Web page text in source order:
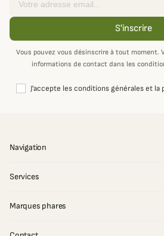
S'inscrire
Vous pouvez vous désinscrire à tout moment.
informations de contact dans les
J'accepte les conditions générales et
Navigation
Services
Marques phares